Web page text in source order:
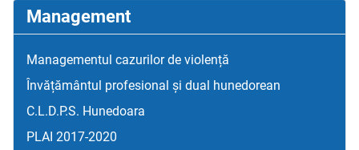
Management
Managementul cazurilor de violență
Învățământul profesional și dual hunedorean
C.L.D.P.S. Hunedoara
PLAI 2017-2020